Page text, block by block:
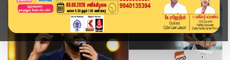
சினிமா